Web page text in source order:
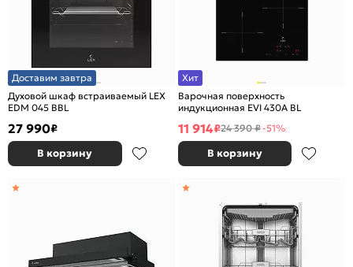
Доставим завтра
Духовой шкаф встраиваемый LEX
EDM 045 BBL
27 990₽
В корзину
Хит
Варочная поверхность
индукционная EVI 430A BL
11 914₽24 390 ₽-51%
В корзину